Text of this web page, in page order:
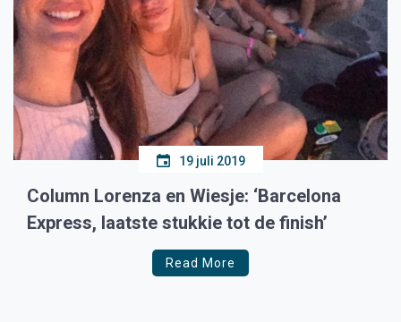
19 juli 2019
Column Lorenza en Wiesje: ‘Barcelona
Express, laatste stukkie tot de finish’
Read More